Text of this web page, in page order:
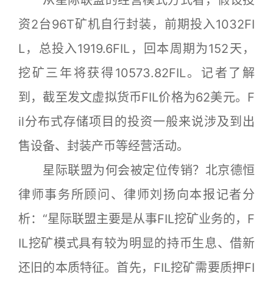
资2台96T矿机自行封装，前期投入1032FI
L，总投入1919.6FIL，回本周期为152天，
挖矿三年将获得10573.82FIL。记者了解
到，截至发文虚拟货币FIL价格为62美元。F
il分布式存储项目的投资一般来说涉及到出
售设备、封装产币等经营活动。
星际联盟为何会被定位传销？北京德恒
律师事务所顾问、律师刘扬向本报记者分
析：“星际联盟主要是从事FIL挖矿业务的，F
IL挖矿模式具有较为明显的持币生息、借新
还旧的本质特征。首先，FIL挖矿需要质押FI